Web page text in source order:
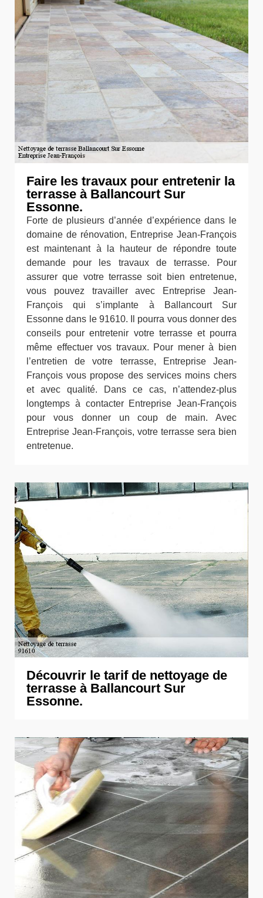
Faire les travaux pour entretenir la
terrasse à Ballancourt Sur
Essonne.
Forte de plusieurs d’année d’expérience dans le
domaine de rénovation, Entreprise Jean-François
est maintenant à la hauteur de répondre toute
demande pour les travaux de terrasse. Pour
assurer que votre terrasse soit bien entretenue,
vous pouvez travailler avec Entreprise Jean-
François qui s’implante à Ballancourt Sur
Essonne dans le 91610. Il pourra vous donner des
conseils pour entretenir votre terrasse et pourra
même effectuer vos travaux. Pour mener à bien
l’entretien de votre terrasse, Entreprise Jean-
François vous propose des services moins chers
et avec qualité. Dans ce cas, n’attendez-plus
longtemps à contacter Entreprise Jean-François
pour vous donner un coup de main. Avec
Entreprise Jean-François, votre terrasse sera bien
entretenue.
Découvrir le tarif de nettoyage de
terrasse à Ballancourt Sur
Essonne.